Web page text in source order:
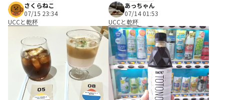
さくらねこ
07/15 23:34
UCCと乾杯
あっちゃん
07/14 01:53
UCCと乾杯